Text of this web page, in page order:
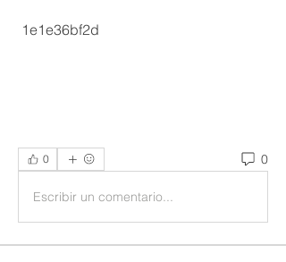
1e1e36bf2d
0 0
Escribir un comentario...